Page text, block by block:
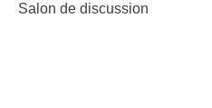
Salon de discussion